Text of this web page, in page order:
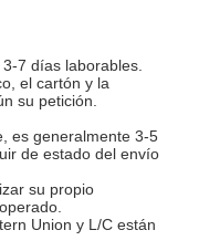
7 días laborables.
el cartón y la
su petición.
es generalmente 3-5
de estado del envío
su propio
Union y L/C están